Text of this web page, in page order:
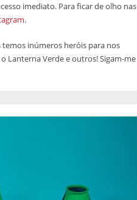
imediato. Para ficar de olho nas
.
inúmeros heróis para nos
Lanterna Verde e outros! Sigam-me